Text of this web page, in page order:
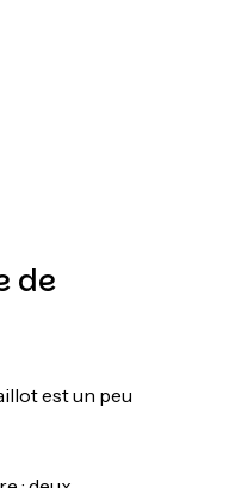
de
est un peu